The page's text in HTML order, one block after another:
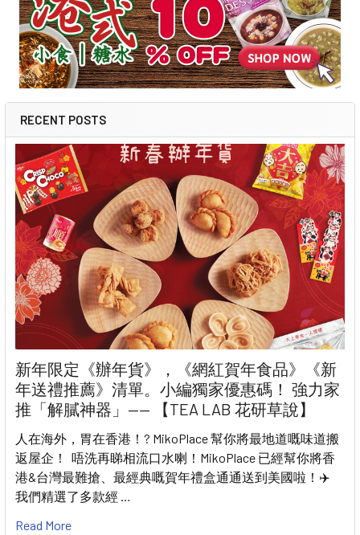
RECENT POSTS
新年限定《辦年貨》，《網紅賀年食品》《新
年送禮推薦》清單。小編獨家優惠碼！ 強力家
推「解膩神器」—— 【TEA LAB 花研草說】
人在海外，胃在香港！? MikoPlace 幫你將最地道嘅味道搬
返屋企！ 唔洗再睇相流口水喇！MikoPlace 已經幫你將香
港&台灣最難搶、最經典嘅賀年禮盒通通送到美國啦！✈️
我們精選了多款經 …
Read More